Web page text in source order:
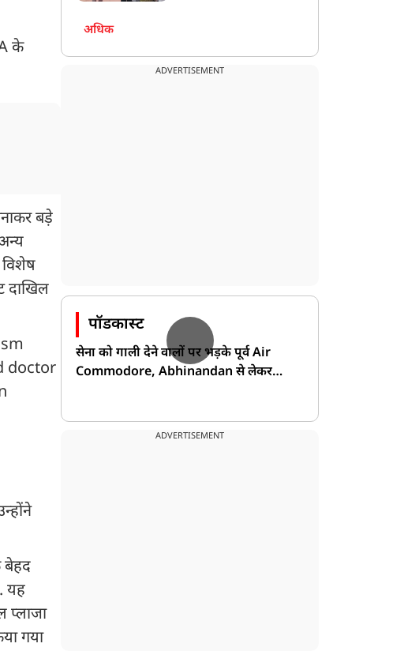
के
बड़े
दाखिल
doctor
बेहद
यह
प्लाजा
गया
अधिक
ADVERTISEMENT
पॉडकास्ट
सेना को गाली देने वालों पर भड़के पूर्व Air
Commodore, Abhinandan से लेकर
ADVERTISEMENT